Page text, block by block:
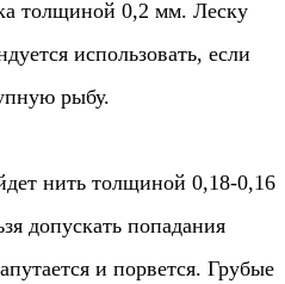
толщиной 0,2 мм. Леску
использовать, если
рыбу.
нить толщиной 0,18-0,16
допускать попадания
и порвется. Грубые